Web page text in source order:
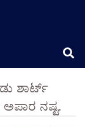
ಶಾರ್ಟ್
ನಷ್ಟ.